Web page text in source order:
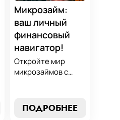
Микрозайм:
ваш личный
финансовый
навигатор!
Откройте мир
микрозаймов с
лучшие стратегии
погашения и
ПОДРОБНЕЕ